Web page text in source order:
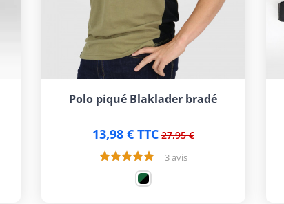
Polo piqué Blaklader bradé
13,98 € TTC 27,95 €
3 avis